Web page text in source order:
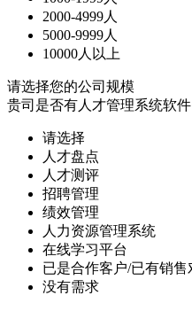
2000-4999人
5000-9999人
10000人以上
请选择您的公司规模
贵司是否有人才管理系统软件
请选择
人才盘点
人才测评
招聘管理
绩效管理
人力资源管理系统
在线学习平台
已是合作客户/已有销售
没有需求